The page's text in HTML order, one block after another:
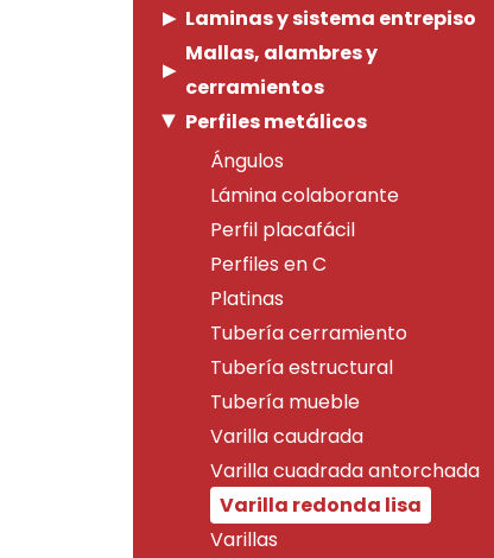
Laminas y sistema entrepiso
Mallas, alambres y
cerramientos
Perfiles metálicos
Ángulos
Lámina colaborante
Perfil placafácil
Perfiles en C
Platinas
Tubería cerramiento
Tubería estructural
Tubería mueble
Varilla caudrada
Varilla cuadrada antorchada
Varilla redonda lisa
Varillas